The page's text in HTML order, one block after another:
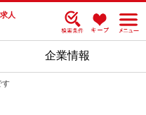
人
企業情報
す